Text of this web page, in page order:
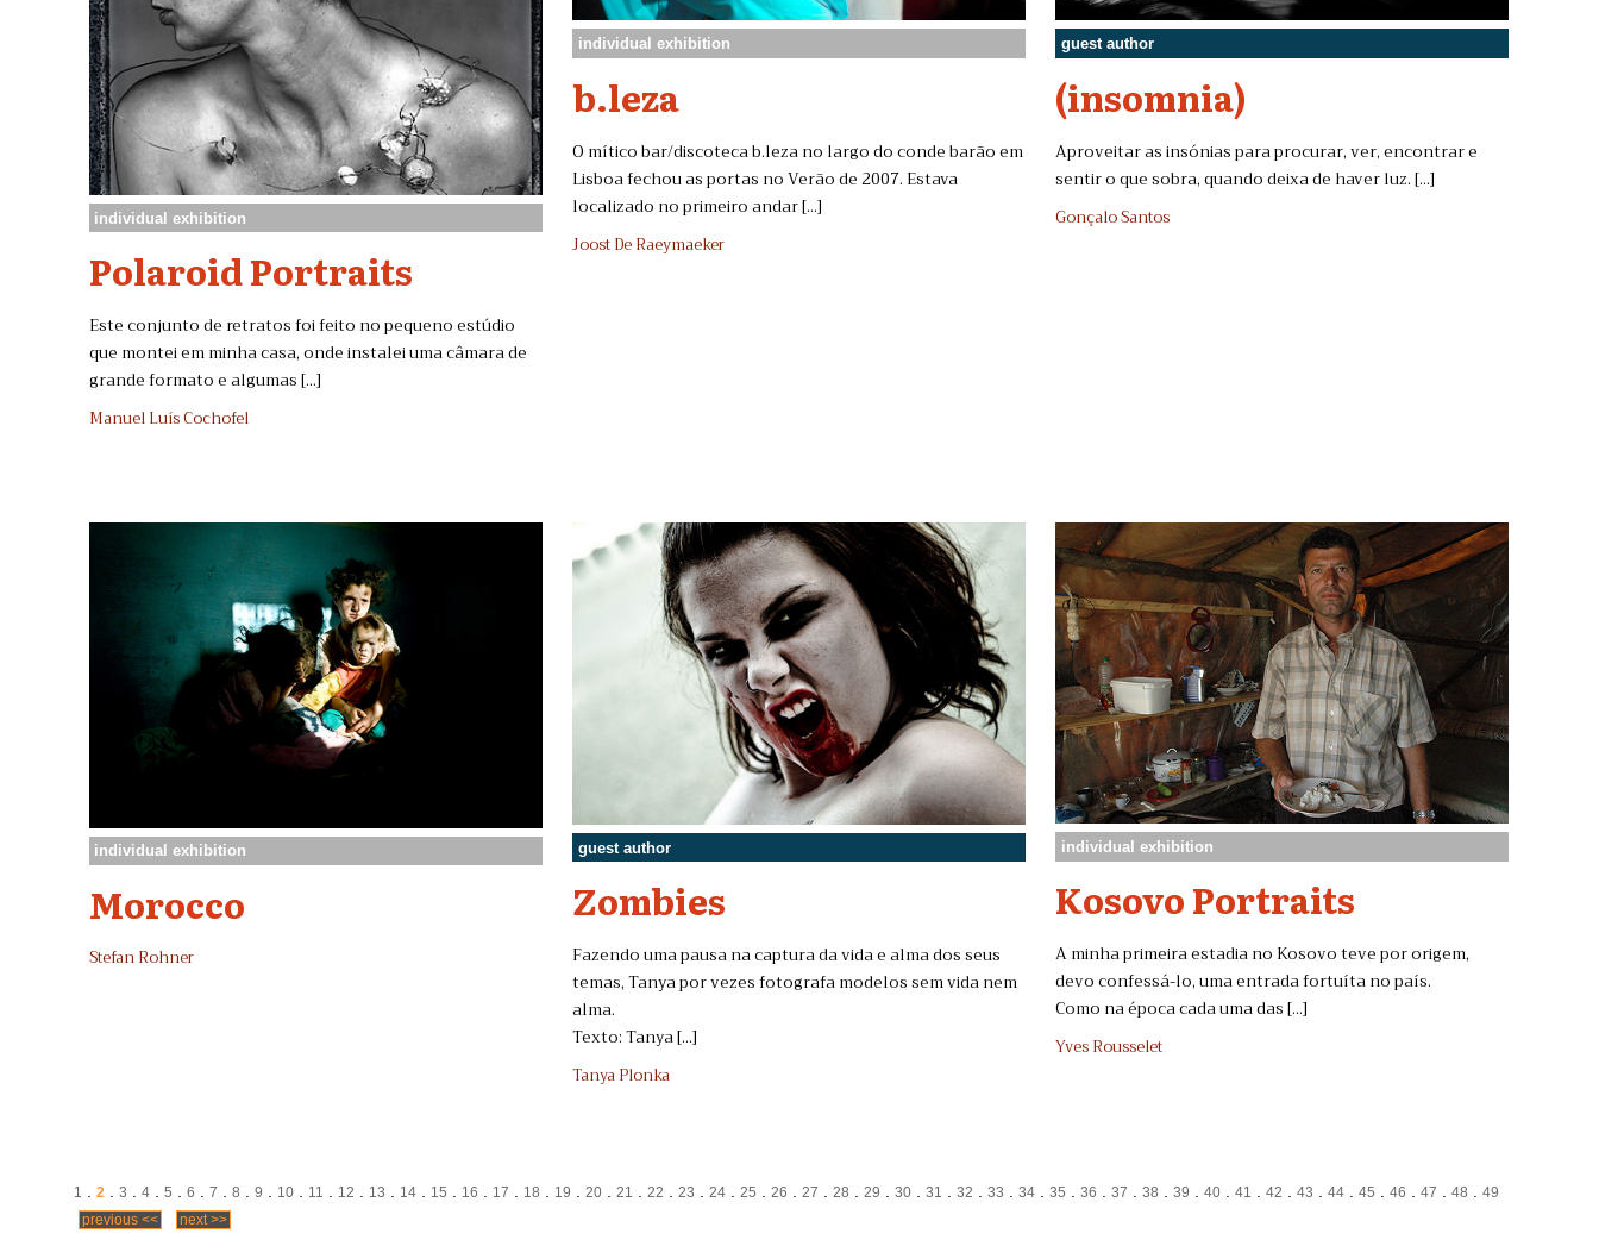
individual exhibition
Polaroid Portraits
Este conjunto de retratos foi feito no pequeno estúdio
que montei em minha casa, onde instalei uma câmara de
grande formato e algumas [...]
Manuel Luís Cochofel
individual exhibition
b.leza
O mítico bar/discoteca b.leza no largo do conde barão em
Lisboa fechou as portas no Verão de 2007. Estava
localizado no primeiro andar [...]
Joost De Raeymaeker
guest author
(insomnia)
Aproveitar as insónias para procurar, ver, encontrar e
sentir o que sobra, quando deixa de haver luz. [...]
Gonçalo Santos
individual exhibition
Morocco
Stefan Rohner
guest author
Zombies
Fazendo uma pausa na captura da vida e alma dos seus
temas, Tanya por vezes fotografa modelos sem vida nem
alma.
Texto: Tanya [...]
Tanya Plonka
individual exhibition
Kosovo Portraits
A minha primeira estadia no Kosovo teve por origem,
devo confessá-lo, uma entrada fortuíta no país.
Como na época cada uma das [...]
Yves Rousselet
1 .2 .3 .4 .5 .6 .7 .8 .9 10 11 12 13 14 15 16 17 18 19 20 21 22 23 24 25 26 27 28 29 .30 .31 .32 .33 .34 .35 .36 .37 .38 .39 .40 .41 .42 .43 .44 .45 .46 .47 .48 .49
previous <<
next >>